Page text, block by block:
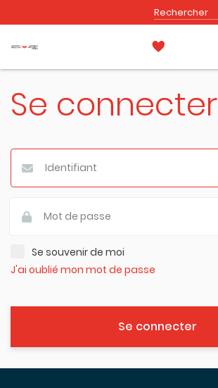
Se connecter
Se souvenir de moi
J'ai oublié mon mot de passe
Se connecter